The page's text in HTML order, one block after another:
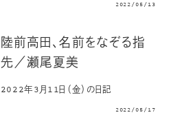
2022/05/13
陸前高田、名前をなぞる指
先／瀬尾夏美
2022年3月11日（金）の日記
2022/05/17